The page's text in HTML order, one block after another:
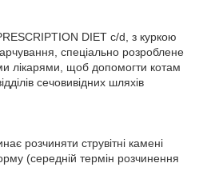
DIET c/d, з куркою
спеціально розроблене
лікарями, щоб допомогти котам
сечовивідних шляхів
розчиняти струвітні камені
(середній термін розчинення